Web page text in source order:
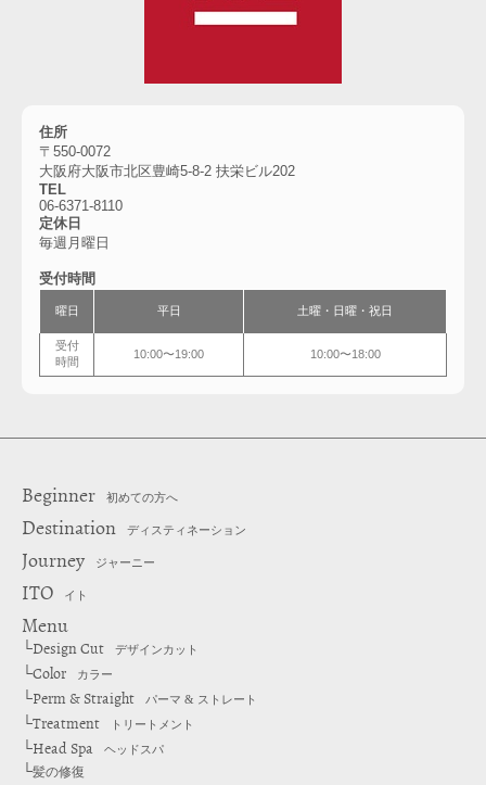
住所
〒550-0072
大阪府大阪市北区豊崎5-8-2 扶栄ビル202
TEL
06-6371-8110
定休日
毎週月曜日
受付時間
曜日 平日 土曜・日曜・祝日
受付
時間
10:00〜19:00 10:00〜18:00
Beginner 初めての方へ
Destination ディスティネーション
Journey ジャーニー
ITO イト
Menu
└Design Cut デザインカット
└Color カラー
└Perm & Straight パーマ & ストレート
└Treatment トリートメント
└Head Spa ヘッドスパ
└髪の修復